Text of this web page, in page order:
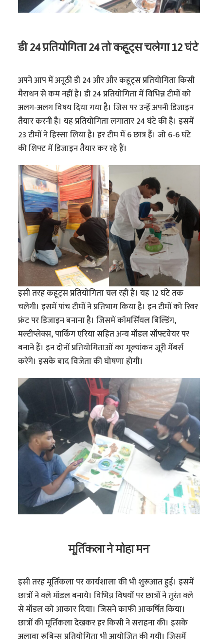
डी 24 प्रतियोगिता 24 तो कहूट्स चलेगा 12 घंटे
अपने आप में अनूठी डी 24 और और कहूट्स प्रतियोगिता किसी
मैराथन से कम नहीं है। डी 24 प्रतियोगिता में विभिन्न टीमों को
अलग-अलग विषय दिया गया है। जिस पर उन्हें अपनी डिजाइन
तैयार करनी है। यह प्रतियोगिता लगातार 24 घंटे की है। इसमें
23 टीमों ने हिस्सा लिया है। हर टीम में 6 छात्र हैं। जो 6-6 घंटे
की शिफ्ट में डिजाइन तैयार कर रहे हैं।
इसी तरह कहूट्स प्रतियोगिता चल रही है। यह 12 घंटे तक
चलेगी। इसमें पांच टीमों ने प्रतिभाग किया है। इन टीमों को रिवर
फ्रंट पर डिजाइन बनाना है। जिसमें कॉमर्सियल बिल्डिंग,
मल्टीप्लेक्स, पार्किंग एरिया सहित अन्य मॉडल सॉफ्टवेयर पर
बनाने हैं। इन दोनों प्रतियोगिताओं का मूल्यांकन जूरी मेंबर्स
करेंगे। इसके बाद विजेता की घोषणा होगी।
मूर्तिकला ने मोहा मन
इसी तरह मूर्तिकला पर कार्यशाला की भी शुरूआत हुई। इसमें
छात्रों ने क्ले मॉडल बनाये। विभिन्न विषयों पर छात्रों ने तुरंत क्ले
से मॉडल को आकार दिया। जिसने काफी आकर्षित किया।
छात्रों की मूर्तिकला देखकर हर किसी ने सराहना की। इसके
अलावा रूबिन्स प्रतियोगिता भी आयोजित की गयी। जिसमें